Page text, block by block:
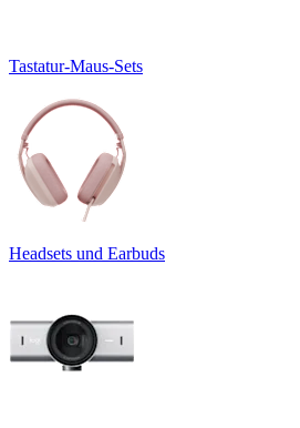
Tastatur-Maus-Sets
Headsets und Earbuds